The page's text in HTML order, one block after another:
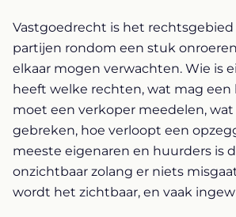
Vastgoedrecht is het
partijen rondom een stuk
elkaar mogen verwachten. Wie is
heeft welke rechten, wat mag een
moet een verkoper meedelen,
gebreken, hoe verloopt een
meeste eigenaren en huurders is
onzichtbaar zolang er niets
wordt het zichtbaar, en vaak